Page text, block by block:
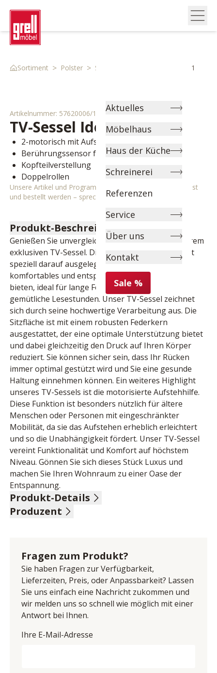
Aktuelles
Möbelhaus
Haus der Küche
Schreinerei
Referenzen
Service
Über uns
Kontakt
Sale %
Sortiment > Polster > Sessel Tv Sessel 57620006 1
Artikelnummer: 57620006/1
TV-Sessel Idora M
2-motorisch mit Aufstehhilfe
Berührungssensor für Aufstehhilfe
Kopfteilverstellung
Doppelrollen
Unsere Artikel und Programme können individuell angepasst
und bestellt werden – sprechen Sie uns gerne an!
Produkt-Beschreibung
Genießen Sie unvergleichlichen Komfort mit unserem
exklusiven TV-Sessel. Dieser erstklassige Sessel ist
speziell darauf ausgelegt, Ihnen ein höchst
komfortables und entspannendes Sitzerlebnis zu
bieten, ideal für lange Fernsehabende oder
gemütliche Lesestunden. Unser TV-Sessel zeichnet
sich durch seine hochwertige Verarbeitung aus. Die
Sitzfläche ist mit einem robusten Federkern
ausgestattet, der eine optimale Unterstützung bietet
und dabei gleichzeitig den Druck auf Ihren Körper
reduziert. Sie können sicher sein, dass Ihr Rücken
immer optimal gestützt wird und Sie eine gesunde
Haltung einnehmen können. Ein weiteres Highlight
unseres TV-Sessels ist die motorisierte Aufstehhilfe.
Diese Funktion ist besonders nützlich für ältere
Menschen oder Personen mit eingeschränkter
Mobilität, da sie das Aufstehen erheblich erleichtert
und so die Unabhängigkeit fördert. Unser TV-Sessel
vereint Funktionalität und Komfort auf höchstem
Niveau. Gönnen Sie sich dieses Stück Luxus und
machen Sie Ihren Wohnraum zu einer Oase der
Entspannung.
Produkt-Details
Nappaleder, Farbe mocca, Rücken echt, Sitz
Sitzhöhe 46 cm, Sitztiefe 53 cm, Sitzbreite 48 cm, BHT
ca. 78/112/78-175 cm
Produzent
UID (Umsatzsteuer-Identifikationsnummer): PL
8971698160
Fragen zum Produkt?
Sie haben Fragen zur Verfügbarkeit,
Lieferzeiten, Preis, oder Anpassbarkeit? Lassen
Sie uns einfach eine Nachricht zukommen und
wir melden uns so schnell wie möglich mit einer
Antwort bei Ihnen.
Ihre E-Mail-Adresse